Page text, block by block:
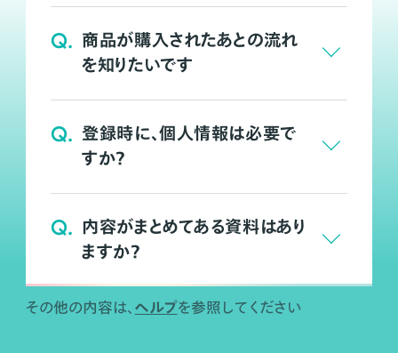
Q. 商品が購入されたあとの流れ
を知りたいです
Q. 登録時に、個人情報は必要で
すか？
Q. 内容がまとめてある資料はあり
ますか？
その他の内容は、 ヘルプを参照してください